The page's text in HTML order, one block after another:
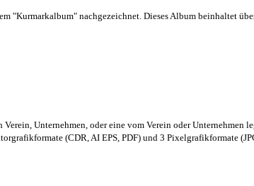
"Kurmarkalbum" nachgezeichnet. Dieses Album beinhaltet
Unternehmen, oder eine vom Verein oder Unternehmen
(CDR, AI EPS, PDF) und 3 Pixelgrafikformate